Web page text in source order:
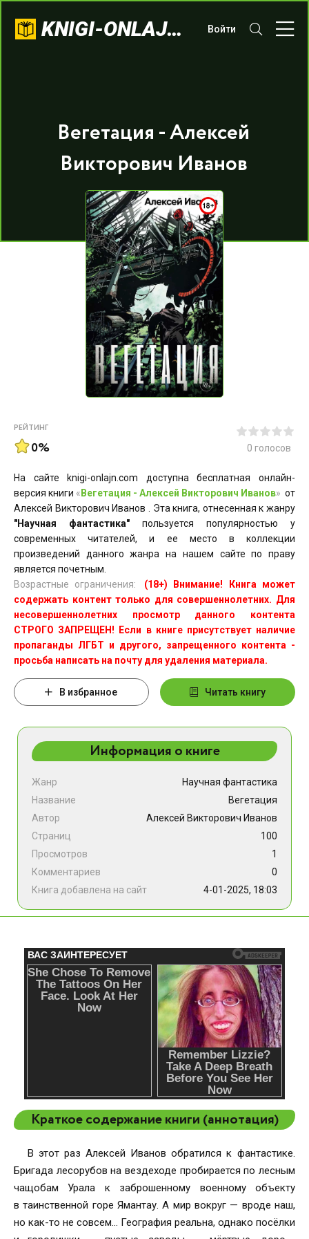
KNIGI-ONLAJN.COM Войти
Вегетация - Алексей
Викторович Иванов
РЕЙТИНГ
0% 0 голосов
На сайте knigi-onlajn.com доступна бесплатная онлайн-
версия книги « Вегетация - Алексей Викторович Иванов» от
Алексей Викторович Иванов . Эта книга, отнесенная к жанру
"Научная фантастика" пользуется популярностью у
современных читателей, и ее место в коллекции
произведений данного жанра на нашем сайте по праву
является почетным.
Возрастные ограничения:
(18+) Внимание! Книга может
содержать контент только для совершеннолетних. Для
несовершеннолетних просмотр данного контента
СТРОГО ЗАПРЕЩЕН! Если в книге присутствует наличие
пропаганды ЛГБТ и другого, запрещенного контента -
просьба написать на почту для удаления материала.
В избранное Читать книгу
Информация о книге
Жанр
Научная фантастика
Название
Вегетация
Автор
Алексей Викторович Иванов
Страниц
100
Просмотров
1
Комментариев
0
Книга добавлена на сайт
4-01-2025, 18:03
Краткое содержание книги (аннотация)
В этот раз Алексей Иванов обратился к фантастике.
Бригада лесорубов на вездеходе пробирается по лесным
чащобам Урала к заброшенному военному объекту
в таинственной горе Ямантау. А мир вокруг — вроде наш,
но как-то не совсем… География реальна, однако посёлки